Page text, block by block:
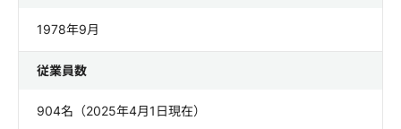
1978年9月
従業員数
904名（2025年4月1日現在）